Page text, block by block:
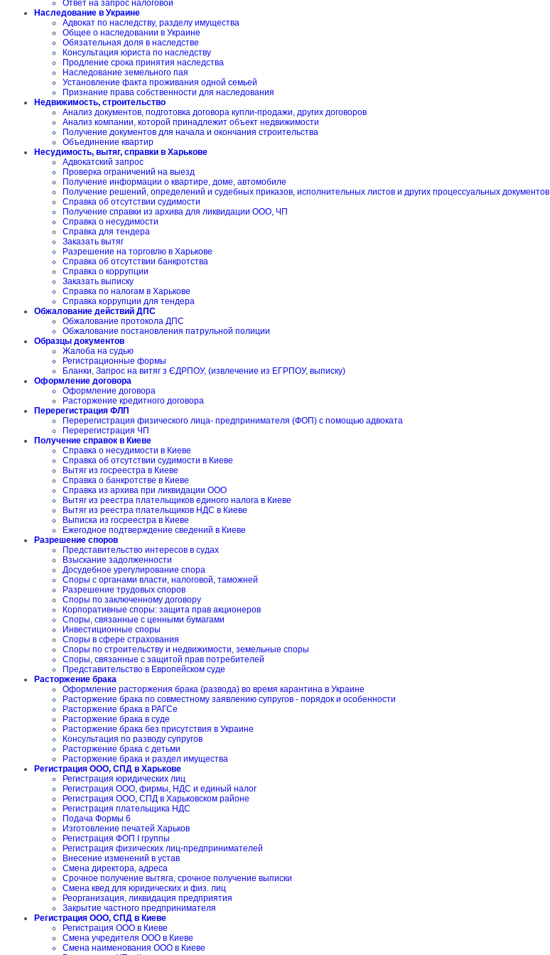
Ответ на запрос налоговой
Наследование в Украине
Адвокат по наследству, разделу имущества
Общее о наследовании в Украине
Обязательная доля в наследстве
Консультация юриста по наследству
Продление срока принятия наследства
Наследование земельного пая
Установление факта проживания одной семьей
Признание права собственности для наследования
Недвижимость, строительство
Анализ документов, подготовка договора купли-продажи, других договоров
Анализ компании, которой принадлежит объект недвижимости
Получение документов для начала и окончания строительства
Объединение квартир
Несудимость, вытяг, справки в Харькове
Адвокатский запрос
Проверка ограничений на выезд
Получение информации о квартире, доме, автомобиле
Получение решений, определений и судебных приказов, исполнительных листов и других процессуальных документов
Справка об отсутствии судимости
Получение справки из архива для ликвидации ООО, ЧП
Справка о несудимости
Справка для тендера
Заказать вытяг
Разрешение на торговлю в Харькове
Справка об отсутствии банкротства
Справка о коррупции
Заказать выписку
Справка по налогам в Харькове
Справка коррупции для тендера
Обжалование действий ДПС
Обжалование протокола ДПС
Обжалование постановления патрульной полиции
Образцы документов
Жалоба на судью
Регистрационные формы
Бланки, Запрос на витяг з ЄДРПОУ, (извлечение из ЕГРПОУ, выписку)
Оформление договора
Оформление договора
Расторжение кредитного договора
Перерегистрация ФЛП
Перерегистрация физического лица- предпринимателя (ФОП) с помощью адвоката
Перерегистрация ЧП
Получение справок в Киеве
Справка о несудимости в Киеве
Справка об отсутствии судимости в Киеве
Вытяг из госреестра в Киеве
Справка о банкротстве в Киеве
Справка из архива при ликвидации ООО
Вытяг из реестра плательщиков единого налога в Киеве
Вытяг из реестра плательщиков НДС в Киеве
Выписка из госреестра в Киеве
Ежегодное подтверждение сведений в Киеве
Разрешение споров
Представительство интересов в судах
Взыскание задолженности
Досудебное урегулирование спора
Споры с органами власти, налоговой, таможней
Разрешение трудовых споров
Споры по заключенному договору
Корпоративные споры: защита прав акционеров
Споры, связанные с ценными бумагами
Инвестиционные споры
Споры в сфере страхования
Споры по строительству и недвижимости, земельные споры
Споры, связанные с защитой прав потребителей
Представительство в Европейском суде
Расторжение брака
Оформление расторжения брака (развода) во время карантина в Украине
Расторжение брака по совместному заявлению супругов - порядок и особенности
Расторжение брака в РАГСе
Расторжение брака в суде
Расторжение брака без присутствия в Украине
Консультация по разводу супругов
Расторжение брака с детьми
Расторжение брака и раздел имущества
Регистрация ООО, СПД в Харькове
Регистрация юридических лиц
Регистрация ООО, фирмы, НДС и единый налог
Регистрация ООО, СПД в Харьковском районе
Регистрация плательщика НДС
Подача Формы 6
Изготовление печатей Харьков
Регистрация ФОП I группы
Регистрация физических лиц-предпринимателей
Внесение изменений в устав
Смена директора, адреса
Срочное получение вытяга, срочное получение выписки
Смена квед для юридических и физ. лиц
Реорганизация, ликвидация предприятия
Закрытие частного предпринимателя
Регистрация ООО, СПД в Киеве
Регистрация ООО в Киеве
Смена учредителя ООО в Киеве
Смена наименования ООО в Киеве